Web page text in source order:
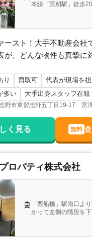
本線「実籾駅」徒歩
ースト！大手不動産会社
が、どんな物件も真摯に
り 買取可
代表が現場を担
多い
大手出身スタッフ在籍
野市東習志野五丁目19-17 宮
く見る 無料
ロパティ株式会社
「西船橋」駅南口よ
かって左側の階段を
件目のビル（砂井ビ